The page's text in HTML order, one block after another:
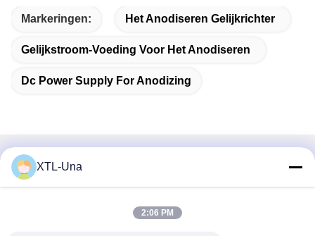
Markeringen: Het Anodiseren Gelijkrichter
Gelijkstroom-Voeding Voor Het Anodiseren
Dc Power Supply For Anodizing
Snel contact
Nr 327, Xingye-Road, het Gebied van het de
XTL-Una
2:06 PM